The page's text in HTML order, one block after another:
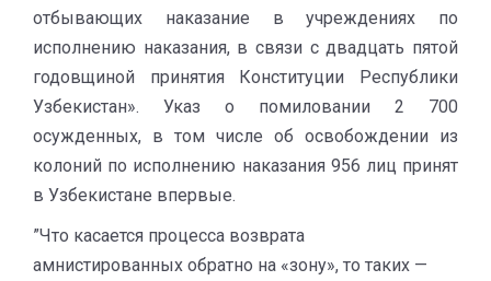
отбывающих наказание в учреждениях по
исполнению наказания, в связи с двадцать пятой
годовщиной принятия Конституции Республики
Узбекистан». Указ о помиловании 2 700
осужденных, в том числе об освобождении из
колоний по исполнению наказания 956 лиц принят
в Узбекистане впервые.
”Что касается процесса возврата
амнистированных обратно на «зону», то таких —